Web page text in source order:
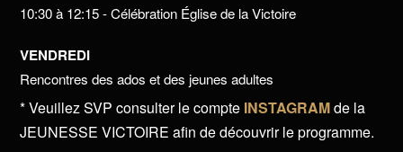
10:30 à 12:15 - Célébration Église de la Victoire
VENDREDI
Rencontres des ados et des jeunes adultes
* Veuillez SVP consulter le compte INSTAGRAMde la
JEUNESSE VICTOIRE afin de découvrir le programme.